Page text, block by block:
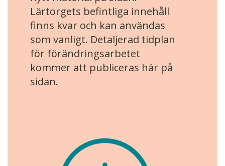
Lärtorgets befintliga innehåll
finns kvar och kan användas
som vanligt. Detaljerad tidplan
för förändringsarbetet
kommer att publiceras här på
sidan.